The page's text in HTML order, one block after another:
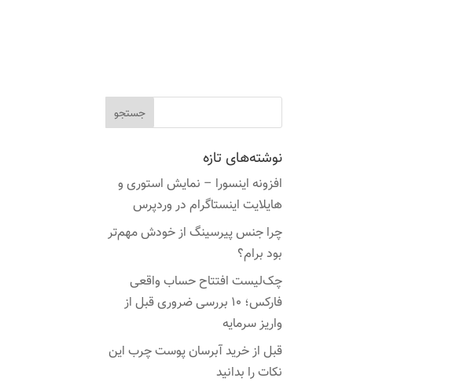
نوشته‌های تازه
افزونه اینسورا – نمایش استوری و
هایلایت اینستاگرام در وردپرس
چرا جنس پیرسینگ از خودش مهم‌تر
بود برام؟
چک‌لیست افتتاح حساب واقعی
فارکس؛ ۱۰ بررسی ضروری قبل از
واریز سرمایه
قبل از خرید آبرسان پوست چرب این
نکات را بدانید